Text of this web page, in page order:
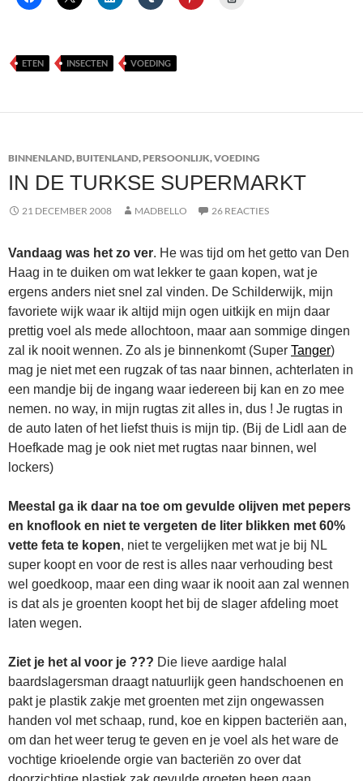
ETEN INSECTEN VOEDING
BINNENLAND,BUITENLAND,PERSOONLIJK,VOEDING
IN DE TURKSE SUPERMARKT
21 DECEMBER 2008 MADBELLO 26 REACTIES
Vandaag was het zo ver. He was tijd om het getto van Den
Haag in te duiken om wat lekker te gaan kopen, wat je
ergens anders niet snel zal vinden. De Schilderwijk, mijn
favoriete wijk waar ik altijd mijn ogen uitkijk en mijn daar
prettig voel als mede allochtoon, maar aan sommige dingen
zal ik nooit wennen. Zo als je binnenkomt (Super Tanger)
mag je niet met een rugzak of tas naar binnen, achterlaten in
een mandje bij de ingang waar iedereen bij kan en zo mee
nemen. no way, in mijn rugtas zit alles in, dus ! Je rugtas in
de auto laten of het liefst thuis is mijn tip. (Bij de Lidl aan de
Hoefkade mag je ook niet met rugtas naar binnen, wel
lockers)
Meestal ga ik daar na toe om gevulde olijven met pepers
en knoflook en niet te vergeten de liter blikken met 60%
vette feta te kopen, niet te vergelijken met wat je bij NL
super koopt en voor de rest is alles naar verhouding best
wel goedkoop, maar een ding waar ik nooit aan zal wennen
is dat als je groenten koopt het bij de slager afdeling moet
laten wegen.
Ziet je het al voor je ??? Die lieve aardige halal
baardslagersman draagt natuurlijk geen handschoenen en
pakt je plastik zakje met groenten met zijn ongewassen
handen vol met schaap, rund, koe en kippen bacteriën aan,
om dan het weer terug te geven en je voel als het ware de
vochtige krioelende orgie van bacteriën zo over dat